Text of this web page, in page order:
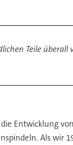
Teile überall
Entwicklung
Als wir